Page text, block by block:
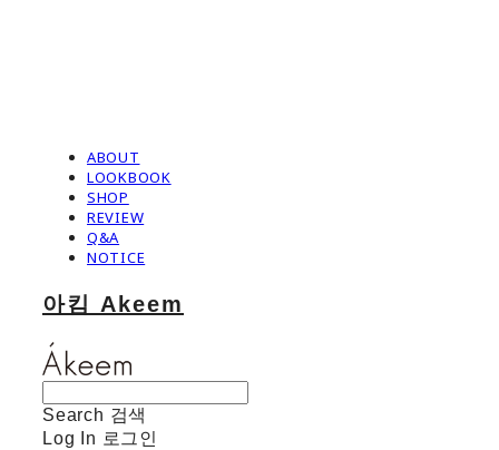
ABOUT
LOOKBOOK
SHOP
REVIEW
Q&A
NOTICE
아킴 Akeem
Search 검색
Log In 로그인